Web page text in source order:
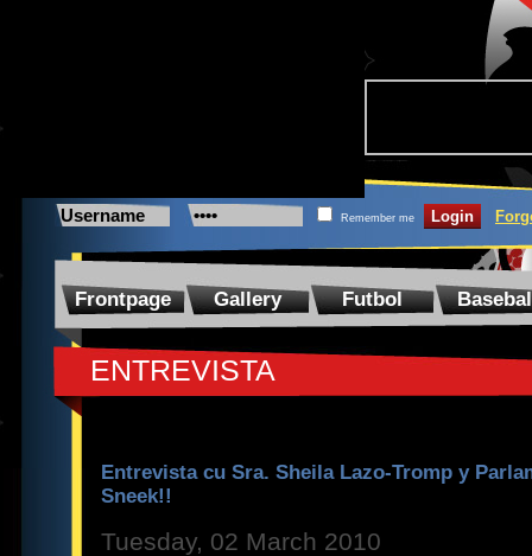
Remember me
Frontpage Gallery Futbol
ENTREVISTA
Entrevista cu Sra. Sheila Lazo-Tromp y
Sneek!!
Tuesday, 02 March 2010